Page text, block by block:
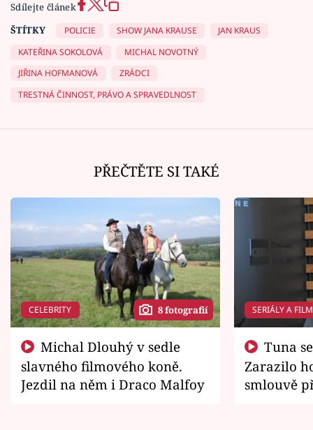
Sdílejte článek
ŠTÍTKY
POLICIE SHOW JANA KRAUSE
JAN KRAUS
KATEŘINA SOKOLOVÁ
MICHAL NOVOTNÝ
JIŘINA HOFMANOVÁ
ZRÁDCI
TRESTNÁ ČINNOST, PRÁVO A SPRAVEDLNOST
PŘEČTĚTE SI TAKÉ
CELEBRITY 8 fotografií
slavného filmového koně.
Jezdil na něm i Draco Malfoy
SERIÁLY A
Zarazilo
smlouvě